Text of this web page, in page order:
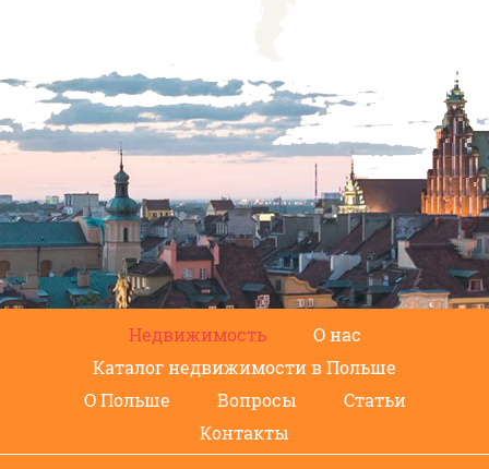
Недвижимость
О нас
Каталог недвижимости в Польше
О Польше
Вопросы
Статьи
Контакты